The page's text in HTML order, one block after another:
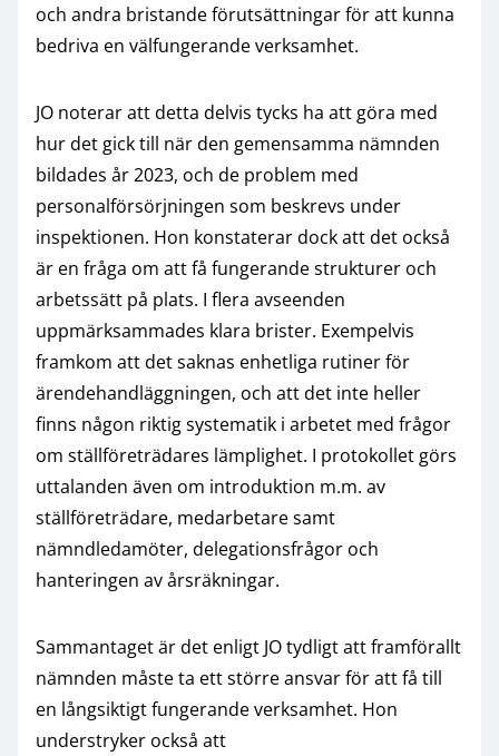
och andra bristande förutsättningar för att kunna
bedriva en välfungerande verksamhet.
JO noterar att detta delvis tycks ha att göra med
hur det gick till när den gemensamma nämnden
bildades år 2023, och de problem med
personalförsörjningen som beskrevs under
inspektionen. Hon konstaterar dock att det också
är en fråga om att få fungerande strukturer och
arbetssätt på plats. I flera avseenden
uppmärksammades klara brister. Exempelvis
framkom att det saknas enhetliga rutiner för
ärendehandläggningen, och att det inte heller
finns någon riktig systematik i arbetet med frågor
om ställföreträdares lämplighet. I protokollet görs
uttalanden även om introduktion m.m. av
ställföreträdare, medarbetare samt
nämndledamöter, delegationsfrågor och
hanteringen av årsräkningar.
Sammantaget är det enligt JO tydligt att framförallt
nämnden måste ta ett större ansvar för att få till
en långsiktigt fungerande verksamhet. Hon
understryker också att